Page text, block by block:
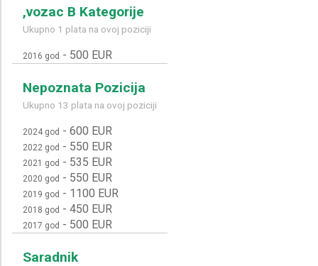
,vozac B Kategorije
Ukupno 1 plata na ovoj poziciji
2016 god - 500 EUR
Nepoznata Pozicija
Ukupno 13 plata na ovoj poziciji
2024 god - 600 EUR
2022 god - 550 EUR
2021 god - 535 EUR
2020 god - 550 EUR
2019 god - 1100 EUR
2018 god - 450 EUR
2017 god - 500 EUR
Saradnik